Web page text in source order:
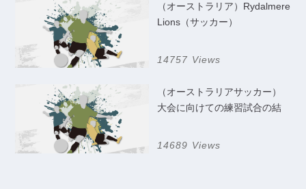
（オーストラリア）Rydalmere
Lions（サッカー）
14757 Views
（オーストラリアサッカー）
大会に向けての練習試合の結
14689 Views